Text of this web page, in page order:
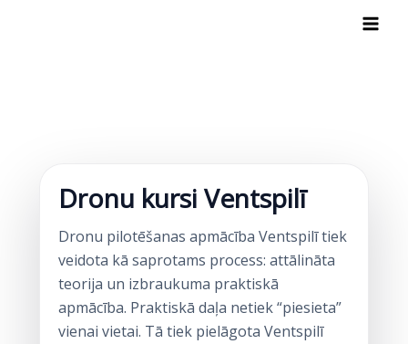
Dronu kursi Ventspilī
Dronu pilotēšanas apmācība Ventspilī tiek
veidota kā saprotams process: attālināta
teorija un izbraukuma praktiskā
apmācība. Praktiskā daļa netiek “piesieta”
vienai vietai. Tā tiek pielāgota Ventspilī